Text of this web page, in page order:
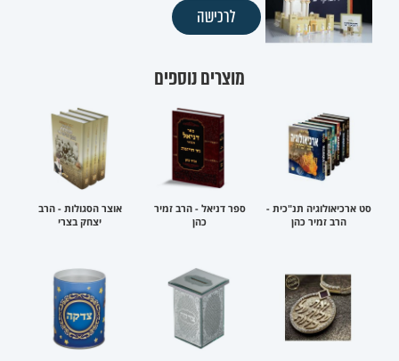
לרכישה
מוצרים נוספים
סט ארכיאולוגיה תנ"כית -
הרב זמיר כהן
ספר דניאל - הרב זמיר
כהן
אוצר הסגולות - הרב
יצחק בצרי